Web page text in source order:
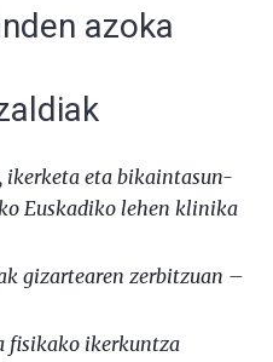
azoka
ikerketa eta bikaintasun-
Euskadiko lehen klinika
gizartearen zerbitzuan –
fisikako ikerkuntza